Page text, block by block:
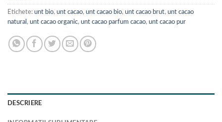
Etichete: unt bio, unt cacao, unt cacao bio, unt cacao brut, unt cacao
natural , unt cacao organic, unt cacao parfum cacao, unt cacao pur
DESCRIERE